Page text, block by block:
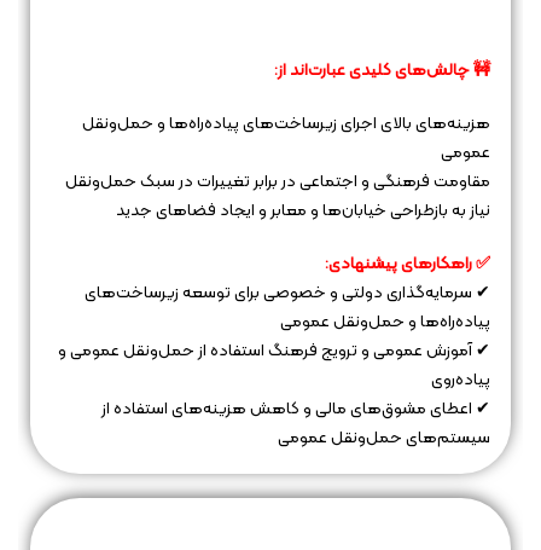
🚧 چالش‌های کلیدی عبارت‌اند از:
هزینه‌های بالای اجرای زیرساخت‌های پیاده‌راه‌ها و حمل‌ونقل
عمومی
مقاومت فرهنگی و اجتماعی در برابر تغییرات در سبک حمل‌ونقل
نیاز به بازطراحی خیابان‌ها و معابر و ایجاد فضاهای جدید
✅ راهکارهای پیشنهادی:
✔ سرمایه‌گذاری دولتی و خصوصی برای توسعه زیرساخت‌های
پیاده‌راه‌ها و حمل‌ونقل عمومی
✔ آموزش عمومی و ترویج فرهنگ استفاده از حمل‌ونقل عمومی و
پیاده‌روی
✔ اعطای مشوق‌های مالی و کاهش هزینه‌های استفاده از
سیستم‌های حمل‌ونقل عمومی